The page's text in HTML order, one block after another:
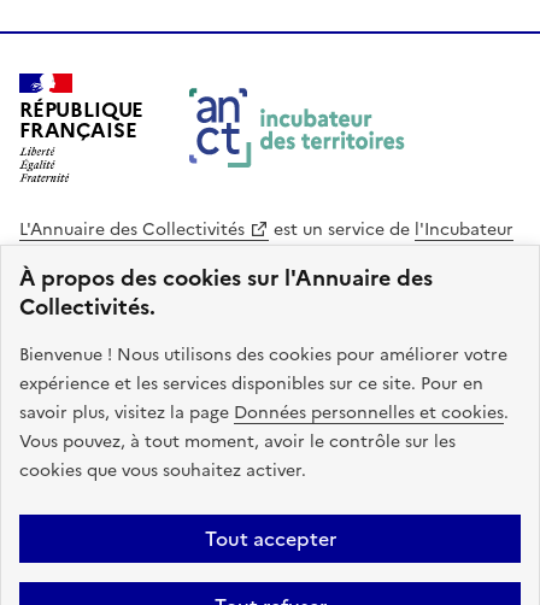
À propos des cookies sur l'Annuaire des
Collectivités.
Bienvenue ! Nous utilisons des cookies pour améliorer votre
expérience et les services disponibles sur ce site. Pour en
savoir plus, visitez la page Données personnelles et cookies.
Vous pouvez, à tout moment, avoir le contrôle sur les
cookies que vous souhaitez activer.
Tout accepter
RÉPUBLIQUE
FRANÇAISE
L'Annuaire des Collectivités est un service de l'Incubateur
des Territoires
Cohésion des Territoires
. Le code source de ce site web
est disponible en licence libre. Le design de ce site est conçu
avec le système de design de l’État.
legifrance.gouv.fr
info.gouv.fr
service-public.gouv.fr
data.gouv.fr
Plan du site Accessibilite : non conforme
Mentions légales
Politique de confidentialité
Gestion des cookies FAQ
Kit de